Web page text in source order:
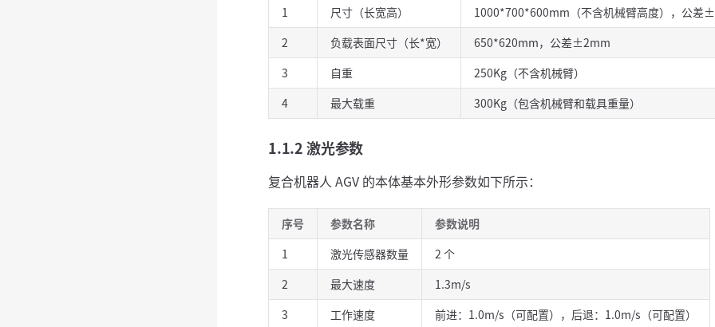
1
尺寸（长宽高）
1000*700*600mm（不含机械臂高度），公差
2
负载表面尺寸（长*宽）
650*620mm，公差±2mm
3
自重
250Kg（不含机械臂）
4
最大载重 300Kg（包含机械臂和载具重量）
1.1.2 激光参数
复合机器人 AGV 的本体基本外形参数如下所示：
序号 参数名称
参数说明
1
激光传感器数量
2 个
2
最大速度
1.3m/s
3
工作速度
前进：1.0m/s（可配置），后退：1.0m/s（可配置）